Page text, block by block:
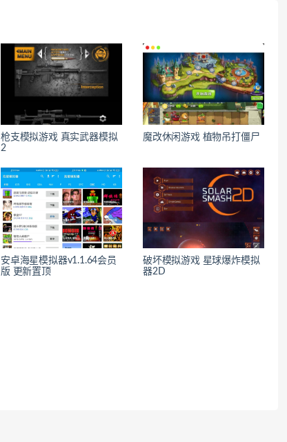
枪支模拟游戏 真实武器模拟
2
魔改休闲游戏 植物吊打僵尸
安卓海星模拟器v1.1.64会员
版 更新置顶
破坏模拟游戏 星球爆炸模拟
器2D